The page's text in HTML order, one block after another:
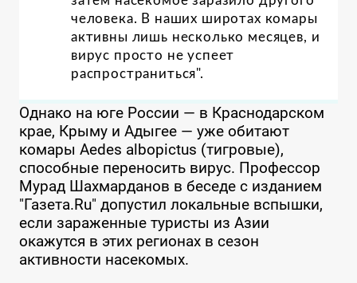
человека. В наших широтах комары
активны лишь несколько месяцев, и
вирус просто не успеет
распространиться".
Однако на юге России — в Краснодарском
крае, Крыму и Адыгее — уже обитают
комары Aedes albopictus (тигровые),
способные переносить вирус. Профессор
Мурад Шахмарданов в беседе с изданием
"Газета.Ru" допустил локальные вспышки,
если зараженные туристы из Азии
окажутся в этих регионах в сезон
активности насекомых.